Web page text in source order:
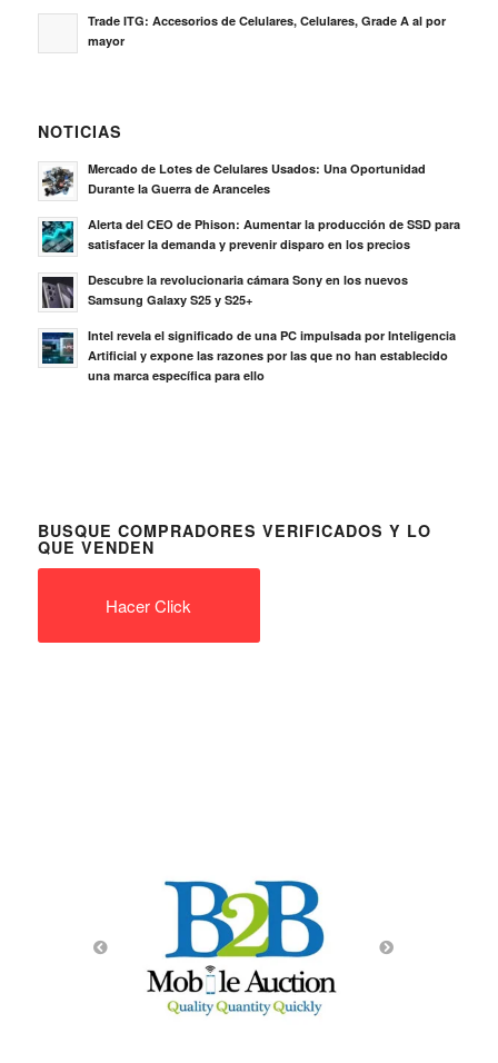
Trade ITG: Accesorios de Celulares, Celulares, Grade A al por
mayor
NOTICIAS
Mercado de Lotes de Celulares Usados: Una Oportunidad
Durante la Guerra de Aranceles
Alerta del CEO de Phison: Aumentar la producción de SSD para
satisfacer la demanda y prevenir disparo en los precios
Descubre la revolucionaria cámara Sony en los nuevos
Samsung Galaxy S25 y S25+
Intel revela el significado de una PC impulsada por Inteligencia
Artificial y expone las razones por las que no han establecido
una marca específica para ello
BUSQUE COMPRADORES VERIFICADOS Y LO
QUE VENDEN
Hacer Click